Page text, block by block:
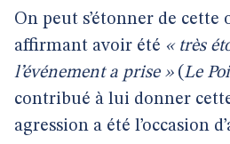
On peut s’étonner de
affirmant avoir été « très
l’événement a prise »(Le
contribué à lui donner
agression a été l’occasion